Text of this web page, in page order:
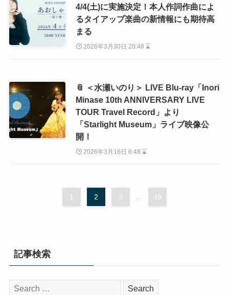
4/4(土)に実施決定！本人作詞作曲によ
るタイアップ楽曲の新情報にも期待高
まる
2026年3月30日 20:48 ⌛
📎 ＜水瀬いのり＞ LIVE Blu-ray「Inori
Minase 10th ANNIVERSARY LIVE
TOUR Travel Record」より
「Starlight Museum」ライブ映像公
開！
2026年3月16日 6:48 ⌛
1 2 3 ... 49
記事検索
検